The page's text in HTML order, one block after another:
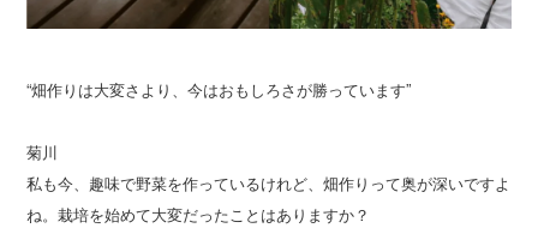
“畑作りは大変さより、今はおもしろさが勝っています”
菊川
私も今、趣味で野菜を作っているけれど、畑作りって奥が深いですよ
ね。栽培を始めて大変だったことはありますか？